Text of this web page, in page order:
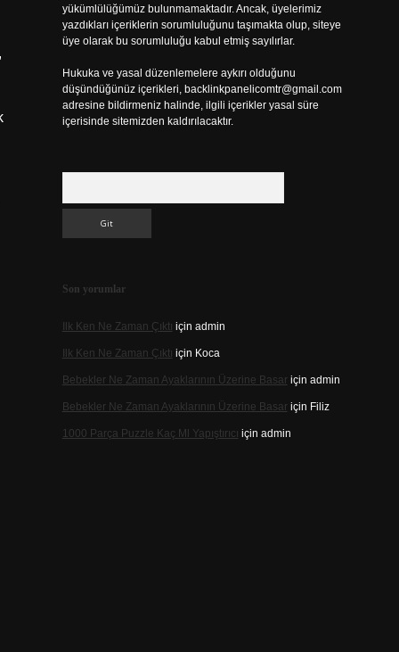
yükümlülüğümüz bulunmamaktadır. Ancak, üyelerimiz
yazdıkları içeriklerin sorumluluğunu taşımakta olup, siteye
üye olarak bu sorumluluğu kabul etmiş sayılırlar.
Hukuka ve yasal düzenlemelere aykırı olduğunu
düşündüğünüz içerikleri, backlinkpanelicomtr@gmail.com
adresine bildirmeniz halinde, ilgili içerikler yasal süre
içerisinde sitemizden kaldırılacaktır.
Son yorumlar
Ilk Ken Ne Zaman Çıktı için admin
Ilk Ken Ne Zaman Çıktı için Koca
Bebekler Ne Zaman Ayaklarının Üzerine Basariçin admin
Bebekler Ne Zaman Ayaklarının Üzerine Basariçin Filiz
1000 Parça Puzzle Kaç Ml Yapıştırıcı için admin